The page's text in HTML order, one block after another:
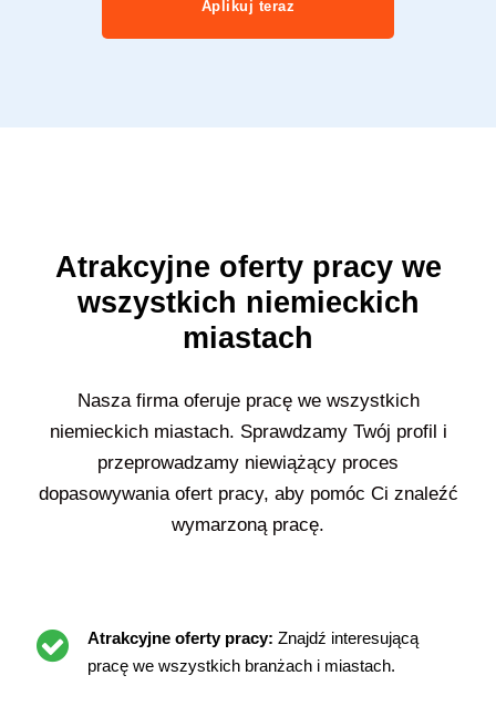
Aplikuj teraz
Atrakcyjne oferty pracy we
wszystkich niemieckich
miastach
Nasza firma oferuje pracę we wszystkich
niemieckich miastach. Sprawdzamy Twój profil i
przeprowadzamy niewiążący proces
dopasowywania ofert pracy, aby pomóc Ci znaleźć
wymarzoną pracę.
Atrakcyjne oferty pracy: Znajdź interesującą
pracę we wszystkich branżach i miastach.